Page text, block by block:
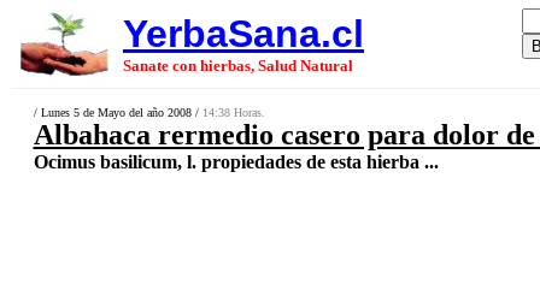
YerbaSana.cl
Sanate con hierbas, Salud Natural
/ Lunes 5 de Mayo del año 2008 / 14:38 Horas.
Albahaca rermedio casero para dolor
Ocimus basilicum, l. propiedades de esta hierba ...